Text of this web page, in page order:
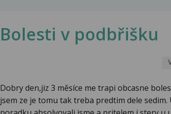
Bolesti v podbřišku
Dobry den,jiz 3 měsíce me trapi obcasne
jsem ze je tomu tak treba predtim dele sedim.